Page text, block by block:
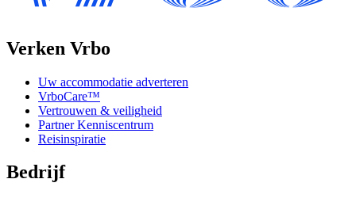
Verken Vrbo
Uw accommodatie adverteren
VrboCare™
Vertrouwen & veiligheid
Partner Kenniscentrum
Reisinspiratie
Bedrijf